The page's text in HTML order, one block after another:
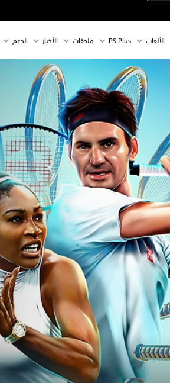
الألعاب PS Plus ملحقات الأخبار الدعم